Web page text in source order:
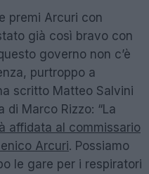
premi Arcuri con
già così bravo con
governo non c’è
purtroppo a
scritto Matteo Salvini
di Marco Rizzo: “La
affidata al commissario
Arcuri. Possiamo
le gare per i respiratori